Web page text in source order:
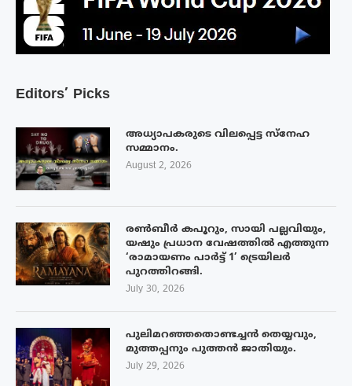
Editors’ Picks
അധ്യാപകരുടെ വിലപ്പെട്ട സ്നേഹ
സമ്മാനം.
August 2, 2026
രൺബീർ കപൂറും, സായി പല്ലവിയും,
യഷും പ്രധാന വേഷത്തിൽ എത്തുന്ന
‘രാമായണം പാർട്ട് 1’ ട്രെയിലർ
പുറത്തിറങ്ങി.
July 30, 2026
പുലിമറഞ്ഞതൊണ്ടച്ചൻ തെയ്യവും,
മുത്തപ്പനും പുത്തൻ ജാതിയും.
July 29, 2026